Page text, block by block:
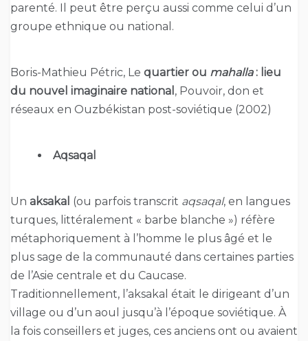
parenté. Il peut être perçu aussi comme celui d’un
groupe ethnique ou national.
Boris-Mathieu Pétric, Le quartier ou mahalla: lieu
du nouvel imaginaire national , Pouvoir, don et
réseaux en Ouzbékistan post-soviétique (2002)
Aqsaqal
Un aksakal (ou parfois transcrit aqsaqal, en langues
turques, littéralement « barbe blanche ») réfère
métaphoriquement à l’homme le plus âgé et le
plus sage de la communauté dans certaines parties
de l’Asie centrale et du Caucase.
Traditionnellement, l’aksakal était le dirigeant d’un
village ou d’un aoul jusqu’à l’époque soviétique. À
la fois conseillers et juges, ces anciens ont ou avaient